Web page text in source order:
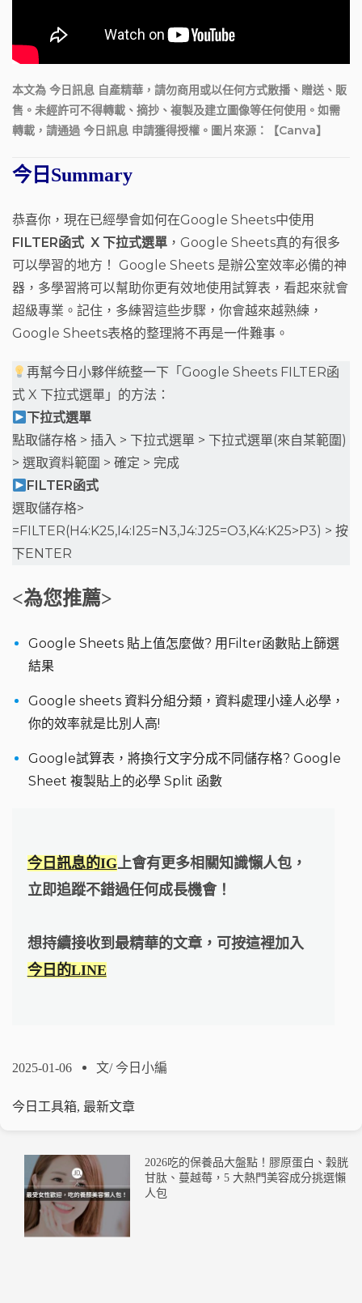
本文為 今日訊息 自產精華，請勿商用或以任何方式散播、贈送、販
售。未經許可不得轉載、摘抄、複製及建立圖像等任何使用。如需
轉載，請通過 今日訊息 申請獲得授權。圖片來源：【Canva】
今日Summary
恭喜你，現在已經學會如何在Google Sheets中使用
FILTER函式 X 下拉式選單 ，Google Sheets真的有很多
可以學習的地方！ Google Sheets 是辦公室效率必備的神
器，多學習將可以幫助你更有效地使用試算表，看起來就會
超級專業。記住，多練習這些步驟，你會越來越熟練，
Google Sheets表格的整理將不再是一件難事。
再幫今日小夥伴統整一下「Google Sheets FILTER函
式 X 下拉式選單」的方法：
下拉式選單
點取儲存格 > 插入 > 下拉式選單 > 下拉式選單(來自某範圍)
> 選取資料範圍 > 確定 > 完成
FILTER函式
選取儲存格>
=FILTER(H4:K25,I4:I25=N3,J4:J25=O3,K4:K25>P3) > 按
下ENTER
<為您推薦>
Google Sheets 貼上值怎麼做? 用Filter函數貼上篩選
結果
Google sheets 資料分組分類，資料處理小達人必學，
你的效率就是比別人高!
Google試算表，將換行文字分成不同儲存格? Google
Sheet 複製貼上的必學 Split 函數
今日訊息的IG上會有更多相關知識懶人包，
立即追蹤不錯過任何成長機會！
想持續接收到最精華的文章，可按這裡加入
今日的LINE
2025-01-06 文/今日小編
今日工具箱, 最新文章
2026吃的保養品大盤點！膠原蛋白、穀胱
甘肽、蔓越莓，5 大熱門美容成分挑選懶
人包